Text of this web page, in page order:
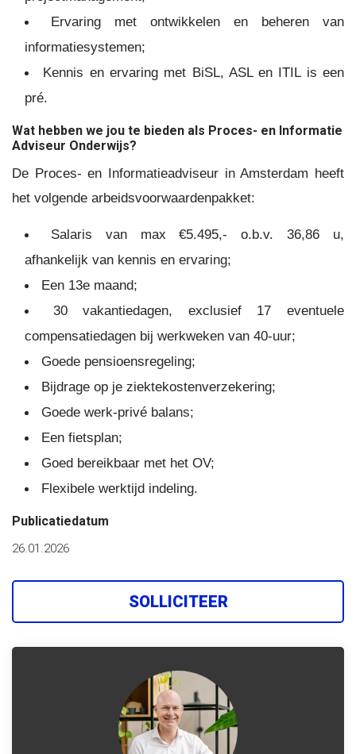
Ervaring met ontwikkelen en beheren van
informatiesystemen;
Kennis en ervaring met BiSL, ASL en ITIL is een
pré.
Wat hebben we jou te bieden als Proces- en Informatie
Adviseur Onderwijs?
De Proces- en Informatieadviseur in Amsterdam heeft
het volgende arbeidsvoorwaardenpakket:
Salaris van max €5.495,- o.b.v. 36,86 u,
afhankelijk van kennis en ervaring;
Een 13e maand;
30 vakantiedagen, exclusief 17 eventuele
compensatiedagen bij werkweken van 40-uur;
Goede pensioensregeling;
Bijdrage op je ziektekostenverzekering;
Goede werk-privé balans;
Een fietsplan;
Goed bereikbaar met het OV;
Flexibele werktijd indeling.
Publicatiedatum
26.01.2026